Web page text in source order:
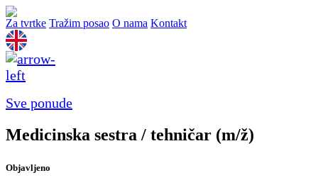
Za tvrtke Tražim posao O nama Kontakt
Sve ponude
Medicinska sestra / tehničar (m/ž)
Objavljeno